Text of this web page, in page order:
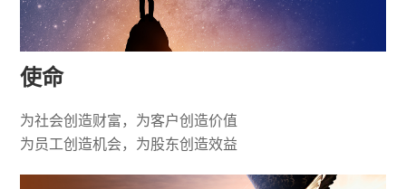
使命
为社会创造财富，为客户创造价值
为员工创造机会，为股东创造效益